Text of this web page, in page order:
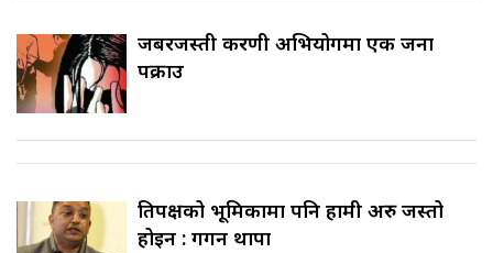
जबरजस्ती करणी अभियोगमा एक जना
पक्राउ
प्रतिपक्षको भूमिकामा पनि हामी अरु जस्तो
होइन : गगन थापा